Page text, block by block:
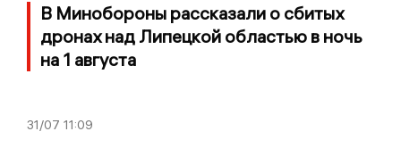
В Минобороны рассказали о сбитых
дронах над Липецкой областью в ночь
на 1 августа
31/07 11:09